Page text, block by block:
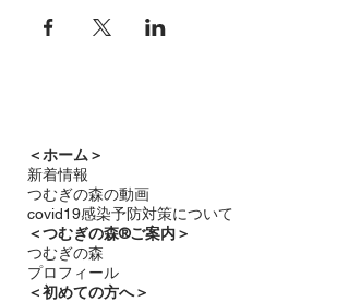
全3回 １２０００円（税込）
＊オンラインでの育児相談・コンサル
テーションを含めた９０分のレッスン
料金
単発1回当たり ３５００円（税込）テ
キストは印刷用のファイルを送付しま
す。
＜ホーム＞
新着情報
つむぎの森の動画
covid19感染予防対策について
＜つむぎの森®ご案内＞
つむぎの森
プロフィール
＜初めての方へ＞